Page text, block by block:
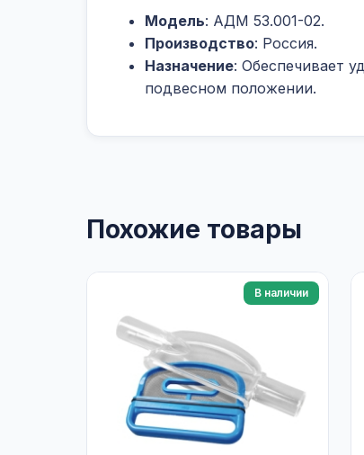
Модель: АДМ 53.001-02.
Производство: Россия.
Назначение: Обеспечивает
подвесном положении.
Похожие товары
В наличии